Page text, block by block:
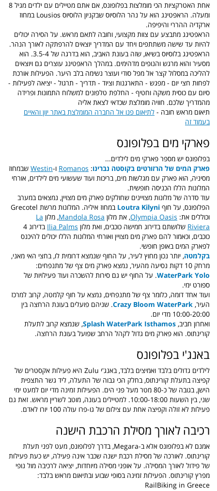
אחת האטרקציות הכי מומלצות בפלופונס, אם אתם מטיילים עם ילדים מגיל 8
ומעלה. הראפטינג הוא על נהר הלוסיוס שבקניון הלוסיוס Lousios במחוז
ארקדיה ההררי והיפיפה.
הראפטינג מתבצע עם צוות מקצועי, וחובה לתאם מראש. על הסירה יכולים
להיות עד שישה משתתפים ויחד עם המדריך יוצאים להרפתקה לאורך הנהר.
הראפטינג בלוסיוס בשיאו, שזה בעונת האביב, הוא בדרגה של 3.5-4. הוא
מסעיר והוא מרגש והנופים מדהימים. במהלך הראפטינג עוצרים גם ויוצאים
להליכה במסלול קצר אל מפל סודי ועוצר נשימה בלב היער. הפעילות אורכת
לפחות חצי יום - מפגש - התארגנות וציוד - תדריך - תרגול - יציאה לפעילות -
סיום עם כוסית משקה וחטיף - החלפת טלפונים למשלוח התמונות ופרידה
מהמדריך שלכם. חוויה מומלצת שכדאי לצאת אליה
תיאום מראש חובה - לתיאום פנו אל החברה המומלצת באתר יוון והאיים
בעמוד זה
פארקי מים בפלופונס
בפלופונס יש מספר פארקי מים לילדים...
פארק המים של הרזורטים בקוסטה נברינו:
Romanos ו-Westin שבמחוז
מסיניה, הוא פארק עם מגלשות מים, בריכות ועוד שעשועי מים לילדים, אורחי
המלונות הללו הכניסה חופשית.
עוד סדרה של מלונות מצויינים שחולקים פארק מים מצויין, נמצאים במערב
הפלופונס, על חוף Loutra Kilyni
במחוז איליה. המלונות מרשת Grecotel
וכוללים את: Olympia Oasis, את מלון Mandola Rosa, מלון La
Riviera שלושתם בדירוג חמישה כוכבים, ואת מלון Ilia Palms
בדירוג 4
כוכבים, וכאמור להם פארק מים מצויין ואורחי המלונות הללו יכולים להיכנס
לפארק המים באופן חופשי.
בקלמטה, יותר נכון מחוץ לעיר, על החוף שנמצא דרומית לו, בחצי האי מאני,
מרחק 10 דקות נסיעה מהעיר, נמצא פארק מים צף של מתנפחים:
WaterPark Yolo. על החוף יש גם סירות להשכרה ועוד פעילויות של
ספורט ימי.
ועוד אחד דומה, כלומר צף של מתנפחים, נמצא על חוף קלמטה, קרוב למרכז
העיר, Crazy Bloom WaterPark. שניהם פועלים בעונת הרחצה בין
10:00-20:00 מדי יום.
ואחרון חביב, Splash WaterPark Isthamos, שנמצא קרוב לתעלת
קורינתוס. הוא פארק מים גדול לקהל הרחב שפועל בעונת הרחצה.
באנג'י בפלופונס
לילדים גדולים בלבד ואמיצים בלבד, באנג'י Zulu היא פעילות אקסטרים של
קפיצה בתעלת קורינתוס, בחלק הכי גבוה של התעלה, ליד גשר התצפית
הישן, בגובה של כ-80 מטר מעל פני הים. הפעילות זמינה מדי יום למעט ימי
שני, בין השעות 10:00-18:00. למטיילים בעונה, מוטב לשריין מראש. זאת גם
פעילות לא זולה וקפיצה אחת עם צילום של גו-פרו עולה 100 יורו לאדם.
רכיבה לאורך מסילת הרכבת הישנה
אמנם לא בפלופונס אלא ב-Megara, בדרך לפלופונס, מעט לפני תעלת
קורינתוס. לאורכה של מסילת רכבת ישנה שכבר אינה פעילה, יש כעת פעילות
של פידול לאורך המסילה. על אופני מסילה מיוחדות, יציאה לרכיבה מול נופי
מפרץ קורינתוס. הפעילות זמינה בסופי שבוע ובתיאום מראש בלבד:
RailBiking in Greece